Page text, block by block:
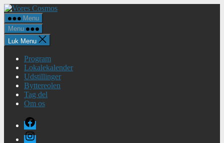
Spring
til
indholdet
Vores
Menu
Menu
Luk Menu
Program
Lokalekalender
Udstillinger
Byttereolen
Tag del
Om os
Facebook
Instagram